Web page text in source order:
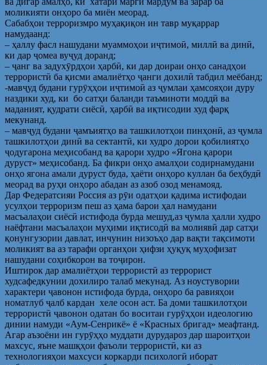
моликияти онҳоро ба миён меорад.
Сабабҳои терроризмро муҳақиқон ин тавр муқаррар
намудаанд:
– ҳаллу фасл нашудани муаммоҳои иҷтимоӣ, миллӣ ва динӣ,
ки дар ҷомеа вуҷуд доранд;
– ҷанг ва задухӯрдҳои ҳарбӣ, ки дар доираи онҳо санадҳои
террористӣ ба қисми амалиётҳо ҷанги дохилӣ табдил меёбанд;
-мавҷуд будани гурӯҳҳои иҷтимоӣ аз ҷумлаи ҳамсояҳои дуру
наздики худ, ки бо сатҳи баланди таъминоти моддӣ ва
маданият, қудрати сиёсӣ, ҳарбӣ ва иқтисодии худ фарқ
мекунанд.
– мавҷуд будани ҷамъиятҳо ва ташкилотҳои пинҳонӣ, аз ҷумла
ташкилотҳои динӣ ва сектантӣ, ки худро дорои қобилиятҳо
ҷодугарона меҳисобанд ва қарори худро «Ягона қарори
дуруст» меҳисобанд. Ба фикри онҳо амалҳои содирнамудани
онҳо ягона амали дуруст буда, ҳаёти онҳоро куллан ба беҳбудӣ
меорад ва руҳи онҳоро абадан аз азоб озод менамояд.
Дар Федератсияи Россия аз рӯи одатҳои қадима истифодаи
усулҳои терроризм пеш аз ҳама барои ҳал намудани
масъалаҳои сиёсӣ истифода бурда мешуд,аз ҷумла ҳалли худро
наёфтани масъалаҳои муҳими иқтисодӣ ва молиявӣ дар сатҳи
қонунгузории давлат, инчунин низоъҳо дар вақти тақсимоти
моликият ва аз тарафи органҳои ҳифзи ҳуқуқ муҳофизат
нашудани соҳибкорон ва тоҷирон.
Иштирок дар амалиётҳои террористӣ аз террорист
худсафедкунии дохилиро талаб мекунад. Аз ноустувории
характери ҷавонон истифода бурда, онҳоро ба равияҳои
номатлуб ҷалб кардан хеле осон аст. Ба доми ташкилотҳои
террористӣ ҷавонон одатан бо воситаи гурӯҳҳои идеологию
динии намуди «Аум-Сенрикё» ё «Красных бригад» меафтанд.
Агар аъзоёни ин гурӯҳҳо муддати дурудароз дар шароитҳои
махсус, яъне машқҳои фаъоли террористӣ, ки аз
технологияҳои махсуси коркарди психологӣ иборат